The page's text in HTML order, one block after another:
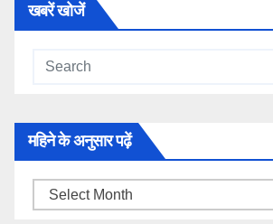
खबरें खोजें
महिने के अनुसार पढ़ें
महिने